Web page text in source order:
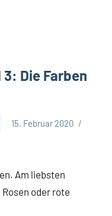
Die Farben
15. Februar 2020
Am liebsten
oder rote